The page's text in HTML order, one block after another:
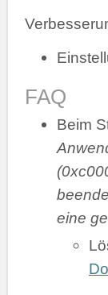
FAQ
Beim
eine